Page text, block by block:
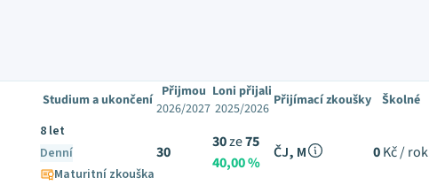
Studium a ukončení Přijmou
2026/2027
Loni přijali
2025/2026 Přijímací zkoušky Školné
8 let
Denní
Maturitní zkouška
30
30ze75
40,00 %
ČJ, M 0Kč / rok